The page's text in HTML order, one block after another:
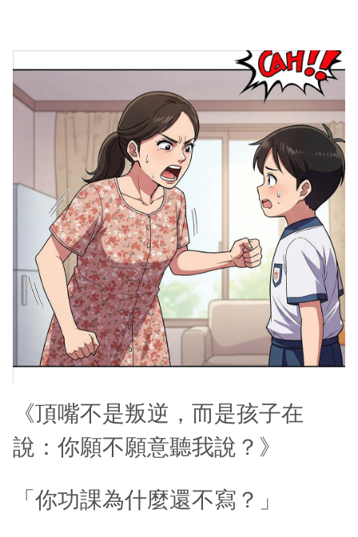
《頂嘴不是叛逆，而是孩子在
說：你願不願意聽我說？》
「你功課為什麼還不寫？」